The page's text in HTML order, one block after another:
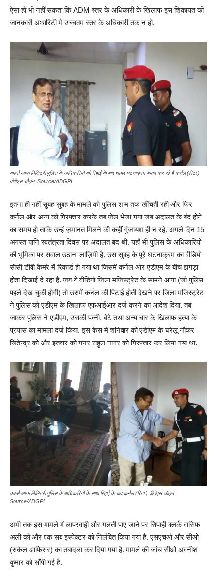
ऐसा हो भी नहीं सकता कि ADM स्तर के अधिकारी के खिलाफ इस शिकायत की
जानकारी अथारिटी में उच्चतम स्तर के अधिकारी तक न हो.
कार्प्स आफ मिलिटरी पुलिस के अधिकारियों को रिहाई के बाद शायद घटनाक्रम बयान कर रहे हैं कर्नल (रिटा.)
वीपीएस चौहान. Source/ADGPI
इतना ही नहीं सुबह सुबह के मामले को पुलिस शाम तक खींचती रही और फिर
कर्नल और अन्य को गिरफ्तार करके तब जेल भेजा गया जब अदालत के बंद होने
का समय हो ताकि उन्हें ज़मानत मिलने की कहीं गुंजायश ही न रहे. अगले दिन 15
अगस्त यानि स्वतंत्रता दिवस पर अदालत बंद थी. यहाँ भी पुलिस के अधिकारियों
की भूमिका पर सवाल उठाना लाज़िमी है. उस सुबह के पूरे घटनाक्रम का वीडियो
सीसी टीवी कैमरे में रिकार्ड हो गया था जिसमें कर्नल और एडीएम के बीच झगड़ा
होता दिखाई दे रहा है. जब ये वीडियो जिला मजिस्ट्रेट के सामने आया (जो पुलिस
पहले देख चुकी होगी) तो उसमें कर्नल की पिटाई होती देखने पर जिला मजिस्ट्रेट
ने पुलिस को एडीएम के खिलाफ एफआईआर दर्ज करने का आदेश दिया. तब
जाकर पुलिस ने एडीएम, उसकी पत्नी, बेटे तथा अन्य चार के खिलाफ हत्या के
प्रयास का मामला दर्ज किया. इस केस में शनिवार को एडीएम के घरेलू नौकर
जितेन्द्र को और इतवार को गनर राहुल नागर को गिरफ्तार कर लिया गया था.
कार्प्स आफ मिलिटरी पुलिस के अधिकारियों के साथ रिहाई के बाद कर्नल (रिटा.) वीपीएस चौहान.
Source/ADGPI
अभी तक इस मामले में लापरवाही और गलती पाए जाने पर सिपाही क्लर्क वासिफ
अली को और एक सब इंस्पेक्टर को निलंबित किया गया है. एसएचओ और सीओ
(सर्कल आफिसर) का तबादला कर दिया गया है. मामले की जांच सीओ अवनीश
कुमार को सौंपी गई है.